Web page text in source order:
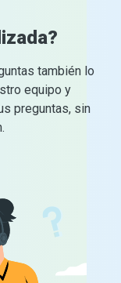
también lo
equipo y
preguntas, sin